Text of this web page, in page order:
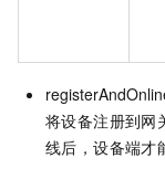
将设备注册到网
线后，设备端才